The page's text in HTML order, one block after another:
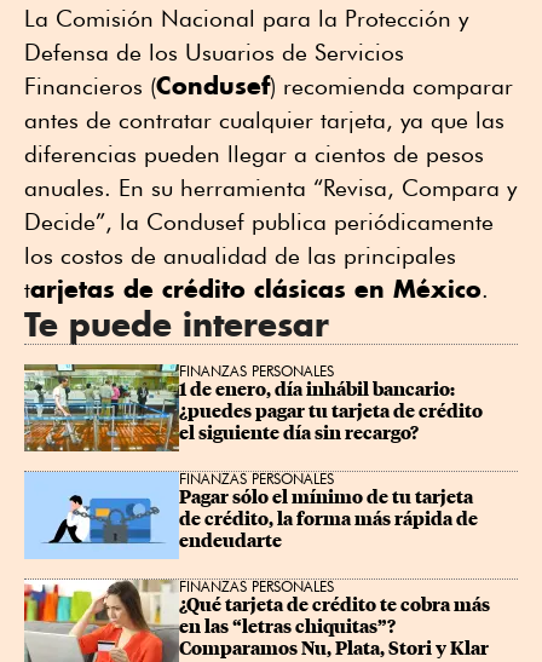
La Comisión Nacional para la Protección y
Defensa de los Usuarios de Servicios
Financieros (Condusef) recomienda comparar
antes de contratar cualquier tarjeta, ya que las
diferencias pueden llegar a cientos de pesos
anuales. En su herramienta “Revisa, Compara y
Decide”, la Condusef publica periódicamente
los costos de anualidad de las principales
tarjetas de crédito clásicas en México.
Te puede interesar
FINANZAS PERSONALES
1 de enero, día inhábil bancario:
¿puedes pagar tu tarjeta de crédito
el siguiente día sin recargo?
FINANZAS PERSONALES
Pagar sólo el mínimo de tu tarjeta
de crédito, la forma más rápida de
endeudarte
FINANZAS PERSONALES
¿Qué tarjeta de crédito te cobra más
en las “letras chiquitas”?
Comparamos Nu, Plata, Stori y Klar